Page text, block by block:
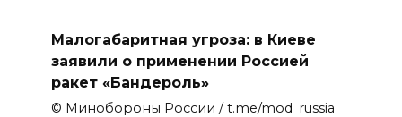
Малогабаритная угроза: в Киеве
заявили о применении Россией
ракет «Бандероль»
© Минобороны России / t.me/mod_russia